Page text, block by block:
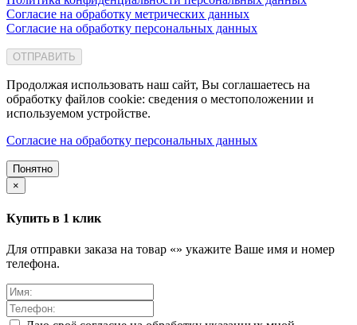
Согласие на обработку метрических данных
Согласие на обработку персональных данных
ОТПРАВИТЬ
Продолжая использовать наш сайт, Вы соглашаетесь на
обработку файлов cookie: сведения о местоположении и
используемом устройстве.
Согласие на обработку персональных данных
Понятно
×
Купить в 1 клик
Для отправки заказа на товар «» укажите Ваше имя и номер
телефона.